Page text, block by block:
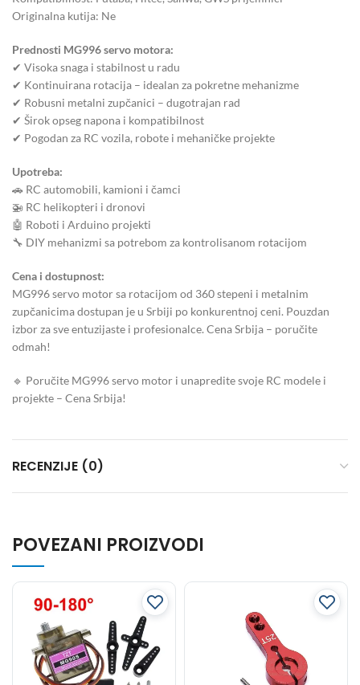
Originalna kutija: Ne
Prednosti MG996 servo motora:
✔ Visoka snaga i stabilnost u radu
✔ Kontinuirana rotacija – idealan za pokretne mehanizme
✔ Robusni metalni zupčanici – dugotrajan rad
✔ Širok opseg napona i kompatibilnost
✔ Pogodan za RC vozila, robote i mehaničke projekte
Upotreba:
🚗 RC automobili, kamioni i čamci
🚁 RC helikopteri i dronovi
🤖 Roboti i Arduino projekti
🔧 DIY mehanizmi sa potrebom za kontrolisanom rotacijom
Cena i dostupnost:
MG996 servo motor sa rotacijom od 360 stepeni i metalnim
zupčanicima dostupan je u Srbiji po konkurentnoj ceni. Pouzdan
izbor za sve entuzijaste i profesionalce. Cena Srbija – poručite
odmah!
🔹 Poručite MG996 servo motor i unapredite svoje RC modele i
projekte – Cena Srbija!
RECENZIJE (0)
POVEZANI PROIZVODI